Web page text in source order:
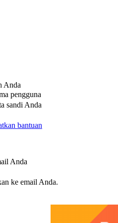
Anda
pengguna
sandi Anda
bantuan
Anda
ke email Anda.